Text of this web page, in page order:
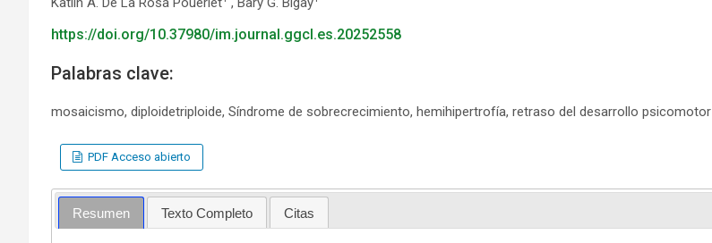
https://doi.org/10.37980/im.journal.ggcl.es.20252558
Palabras clave:
mosaicismo, diploidetriploide, Síndrome de sobrecrecimiento, hemihipertrofía, retraso del desarrollo psicomotor
PDF Acceso abierto
Resumen Texto Completo Citas